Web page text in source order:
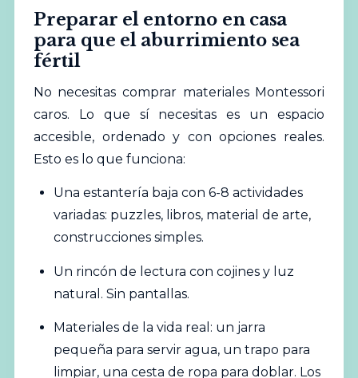
Preparar el entorno en casa
para que el aburrimiento sea
fértil
No necesitas comprar materiales Montessori
caros. Lo que sí necesitas es un espacio
accesible, ordenado y con opciones reales.
Esto es lo que funciona:
Una estantería baja con 6-8 actividades
variadas: puzzles, libros, material de arte,
construcciones simples.
Un rincón de lectura con cojines y luz
natural. Sin pantallas.
Materiales de la vida real: un jarra
pequeña para servir agua, un trapo para
limpiar, una cesta de ropa para doblar. Los